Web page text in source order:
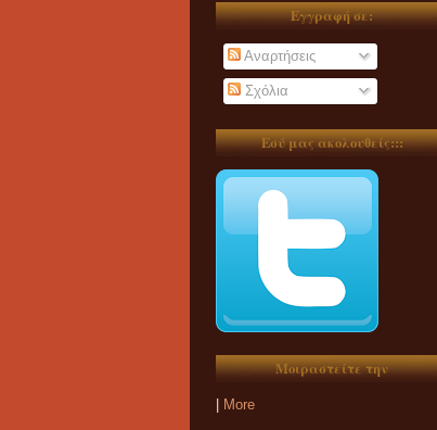
Εγγραφή σε:
Αναρτήσεις
Σχόλια
Εσύ μας ακολουθείς:::
Μοιραστείτε την
More